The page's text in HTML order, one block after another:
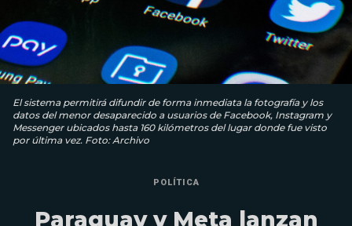
El sistema permitirá difundir de forma inmediata la fotografía y los
datos del menor desaparecido a usuarios de Facebook, Instagram y
Messenger ubicados hasta 160 kilómetros del lugar donde fue visto
por última vez. Foto: Archivo
POLÍTICA
Paraguay y Meta lanzan